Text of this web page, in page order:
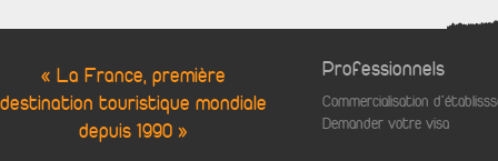
« La France, première
destination touristique mondiale
depuis 1990 »
Professionnels
Commercialisation
Demander votre visa